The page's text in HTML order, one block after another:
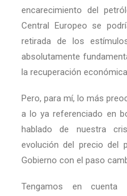
encarecimiento del
Central Europeo se
retirada de los
absolutamente
la recuperación
Pero, para mí, lo más
a lo ya referenciado en
hablado de nuestra
evolución del precio del
Gobierno con el paso
Tengamos en cuenta